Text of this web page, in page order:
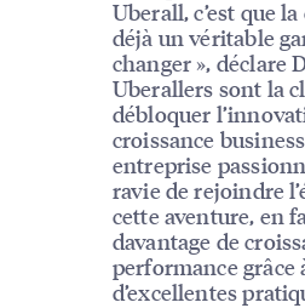
Uberall, c’est que
déjà un véritable
changer », déclare
Uberallers sont la
débloquer
croissance
entreprise
ravie de rejoindre
cette aventure, en
davantage de
performance grâce
d’excellentes